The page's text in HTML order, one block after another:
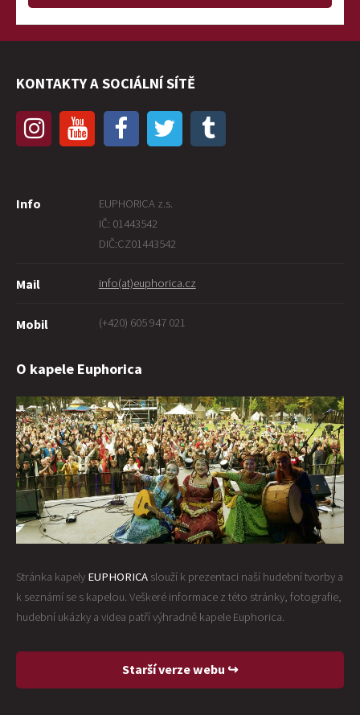
KONTAKTY A SOCIÁLNÍ SÍTĚ
Info
EUPHORICA z.s.
IČ: 01443542
DIČ:CZ01443542
Mail info(at)euphorica.cz
Mobil (+420) 605 947 021
O kapele Euphorica
Stránka kapely EUPHORICA slouží k prezentaci naší hudební tvorby a
k seznámí se s kapelou. Veškeré informace z této stránky, fotografie,
hudební ukázky a videa patří výhradně kapele Euphorica.
Starší verze webu ↪